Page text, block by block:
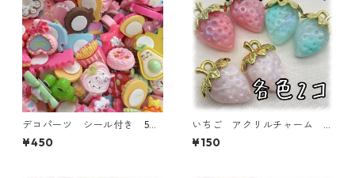
デコパーツ シール付き 50
個入り 貼り付けパーツ【DP-
stype-50ｐ】
¥450
いちご アクリルチャーム
各色2個入り 【ACM-ST-2
ｐ】
¥150